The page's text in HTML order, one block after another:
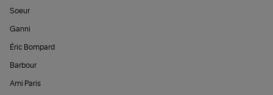
Soeur
Ganni
Éric Bompard
Barbour
Ami Paris